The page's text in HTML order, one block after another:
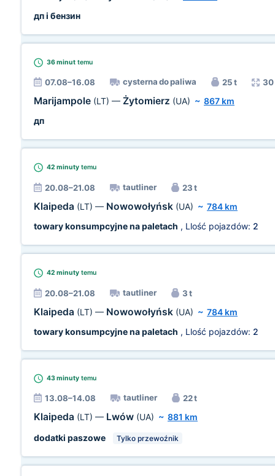
дп і бензин
36 minut temu
07.08–16.08 cysterna do paliwa 25 t 30
Marijampole (LT) — Żytomierz (UA) ~ 867 km
дп
42 minuty temu
20.08–21.08 tautliner 23 t
Klaipeda (LT) — Nowowołyńsk (UA) ~ 784 km
towary konsumpcyjne na paletach , Llość pojazdów: 2
42 minuty temu
20.08–21.08 tautliner 3 t
Klaipeda (LT) — Nowowołyńsk (UA) ~ 784 km
towary konsumpcyjne na paletach , Llość pojazdów: 2
43 minuty temu
13.08–14.08 tautliner 22 t
Klaipeda (LT) — Lwów (UA) ~ 881 km
dodatki paszowe
Tylko przewoźnik